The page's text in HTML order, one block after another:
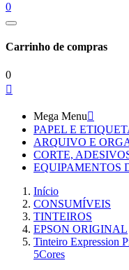
0
Carrinho de compras
0

Mega Menu
PAPEL E
ARQUIVO E
CORTE,
EQUIPAMENTOS
Início
CONSUMÍVEIS
TINTEIROS
EPSON ORIGINAL
Tinteiro Expression
5Cores